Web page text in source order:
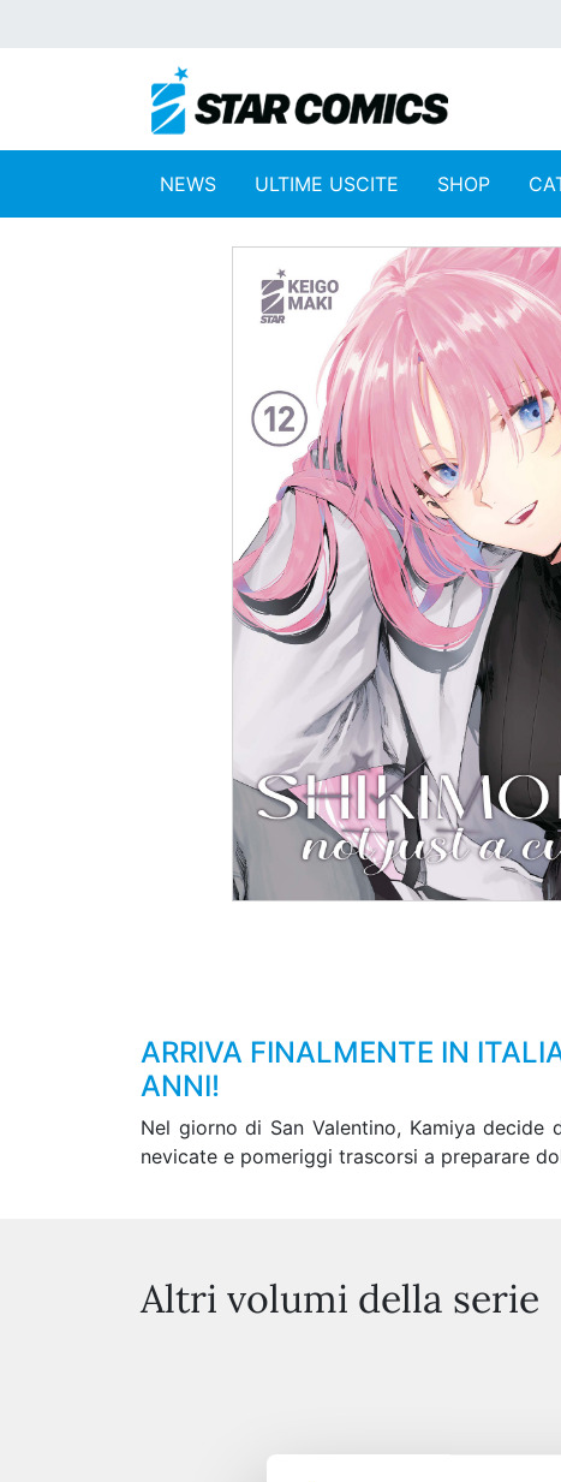
NEWS ULTIME USCITE SHOP
ARRIVA FINALMENTE IN
ANNI!
Nel giorno di San Valentino, Kamiya
nevicate e pomeriggi trascorsi a preparare
Altri volumi della serie